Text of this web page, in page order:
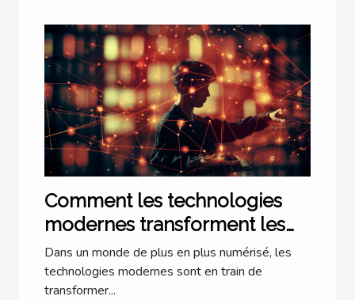
Comment les technologies
modernes transforment les
cabinets d'avocats à Lyon
Dans un monde de plus en plus numérisé, les
technologies modernes sont en train de
transformer...